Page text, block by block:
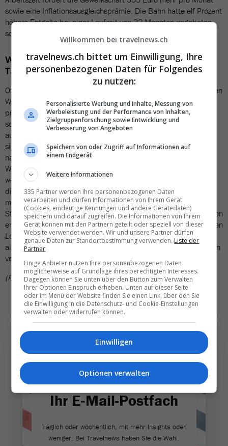
sowie eine Inflationsausgleichsprämie. Die Bahn hatte elf Prozent
höhere Entgelte bei einer Laufzeit von 32 Monaten angeboten
sowie ebenfalls die Inflationsausgleichsprämie.
Wie stehen die Chancen auf ein Ende des
Tarifstreits?
Offiziell verhandeln die Gewerkschaft und die Bahn seit mehreren
Wochen nicht mehr. Das von der Bahn vergangene Woche
präsentierte Angebot hat daran nichts geändert. Der Konzern
schlug darin vor, bestehende Wahlmodelle bei der Arbeitszeit
auszuweiten. Bisher können sich Beschäftigte entscheiden, ob
sie mehr Geld, mehr Ferien oder weniger Wochenarbeitstage
haben wollen. Sie können etwa ihre Arbeitszeit von 39 auf 37
Wochenstunden verringern, bekommen dafür aber 5,7 Prozent
weniger Lohn. Die Bahn bietet an, die Wochenarbeitszeit in
diesem Modus bis auf 35 Stunden verringern zu können. Wer
möchte, könnte zudem für etwas mehr Geld auch bis zu 40
Stunden in der Woche arbeiten. Wer sich für kürzere Arbeitszeiten
entscheide, müsse dafür Abstriche bei einer tariflich vereinbarten
Lohnerhöhung machen, betonte die Bahn. Die GDL sieht
allerdings in dem Vorstoss der Bahn kein Angebot, über das man
verhandeln könne.
(RSU)
Die wichtigsten und
besten News direkt in
Ihr E‑Mail-Postfach
Täglich oder wöchentlich, mit mehr Insights oder
weniger. Bei Travel­news haben Sie die Wahl.
Willkommen bei travelnews.ch
travelnews.ch bittet um Einwilligung, Ihre
personenbezogenen Daten für Folgendes
zu nutzen:
Personalisierte Werbung und Inhalte, Messung von
Werbeleistung und der Performance von Inhalten,
Zielgruppenforschung sowie Entwicklung und
Verbesserung von Angeboten
Speichern von oder Zugriff auf Informationen auf
einem Endgerät
Weitere Informationen
335 Partner werden Ihre personenbezogenen Daten
verarbeiten und dürfen Informationen von Ihrem Gerät
(Cookies, eindeutige Kennungen und andere Gerätedaten)
speichern und darauf zugreifen. Die Informationen von Ihrem
Gerät können mit den Partnern geteilt oder speziell von dieser
Website verwendet werden. Wir und unsere Partner dürfen
genaue Daten zur Standortbestimmung verwenden. Liste der
Partner
Einige Anbieter nutzen Ihre personenbezogenen Daten
möglicherweise auf Grundlage ihres berechtigten Interesses.
Dagegen können Sie unten über den Button zum Verwalten
Ihrer Optionen Einspruch erheben. Unten auf dieser Seite
oder im Menü der Website finden Sie einen Link, über den Sie
die Einwilligung in die Datenschutz- und Cookie-Einstellungen
verwalten oder widerrufen können.
Einwilligen
Optionen verwalten